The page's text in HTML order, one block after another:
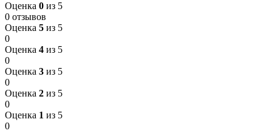
Оценка 0 из 5
0 отзывов
Оценка 5 из 5
0
Оценка 4 из 5
0
Оценка 3 из 5
0
Оценка 2 из 5
0
Оценка 1 из 5
0